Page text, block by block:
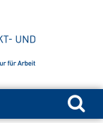
Suchen nach: